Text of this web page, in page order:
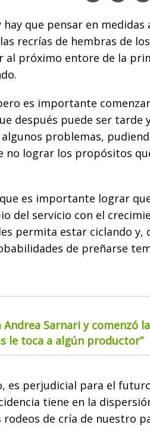
hay que pensar en
recrías de hembras de
al próximo entore de la
es importante
después puede ser tarde
problemas,
no lograr los propósitos
es importante lograr
del servicio con el
permita estar ciclando y,
de preñarse
Sarnari y comenzó la
le toca a algún productor”
es perjudicial para el
tiene en la
de cría de nuestro